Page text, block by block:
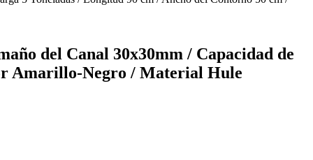
del Canal 30x30mm / Capacidad de
Amarillo-Negro / Material Hule